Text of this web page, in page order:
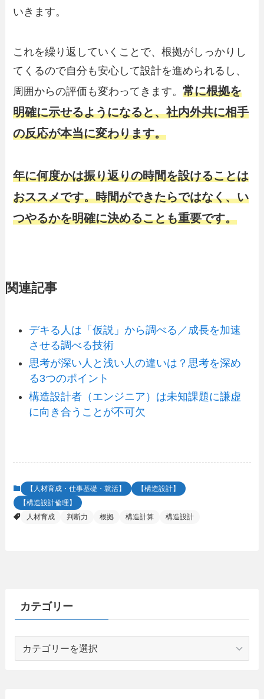
いきます。
これを繰り返していくことで、根拠がしっかりし
てくるので自分も安心して設計を進められるし、
周囲からの評価も変わってきます。常に根拠を
明確に示せるようになると、社内外共に相手
の反応が本当に変わります。
年に何度かは振り返りの時間を設けることは
おススメです。時間ができたらではなく、い
つやるかを明確に決めることも重要です。
関連記事
デキる人は「仮説」から調べる／成長を加速
させる調べる技術
思考が深い人と浅い人の違いは？思考を深め
る3つのポイント
構造設計者（エンジニア）は未知課題に謙虚
に向き合うことが不可欠
【人材育成・仕事基礎・就活】
【構造設計】
【構造設計倫理】
人材育成
判断力 根拠 構造計算 構造設計
カテゴリー